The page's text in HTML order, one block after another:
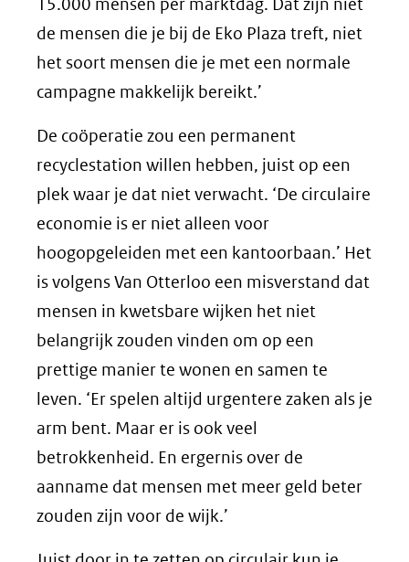
15.000 mensen per marktdag. Dat zijn niet
de mensen die je bij de Eko Plaza treft, niet
het soort mensen die je met een normale
campagne makkelijk bereikt.’
De coöperatie zou een permanent
recyclestation willen hebben, juist op een
plek waar je dat niet verwacht. ‘De circulaire
economie is er niet alleen voor
hoogopgeleiden met een kantoorbaan.’ Het
is volgens Van Otterloo een misverstand dat
mensen in kwetsbare wijken het niet
belangrijk zouden vinden om op een
prettige manier te wonen en samen te
leven. ‘Er spelen altijd urgentere zaken als je
arm bent. Maar er is ook veel
betrokkenheid. En ergernis over de
aanname dat mensen met meer geld beter
zouden zijn voor de wijk.’